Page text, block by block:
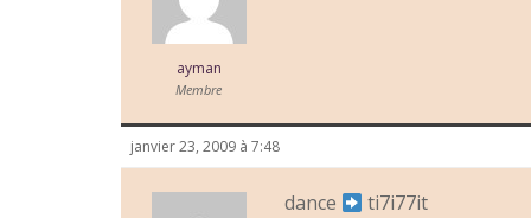
ayman
Membre
janvier 23, 2009 à 7:48
dance ti7i77it